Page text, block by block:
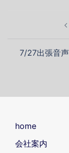
ナ
シ
ョ
7/27出張音
home
会社案内